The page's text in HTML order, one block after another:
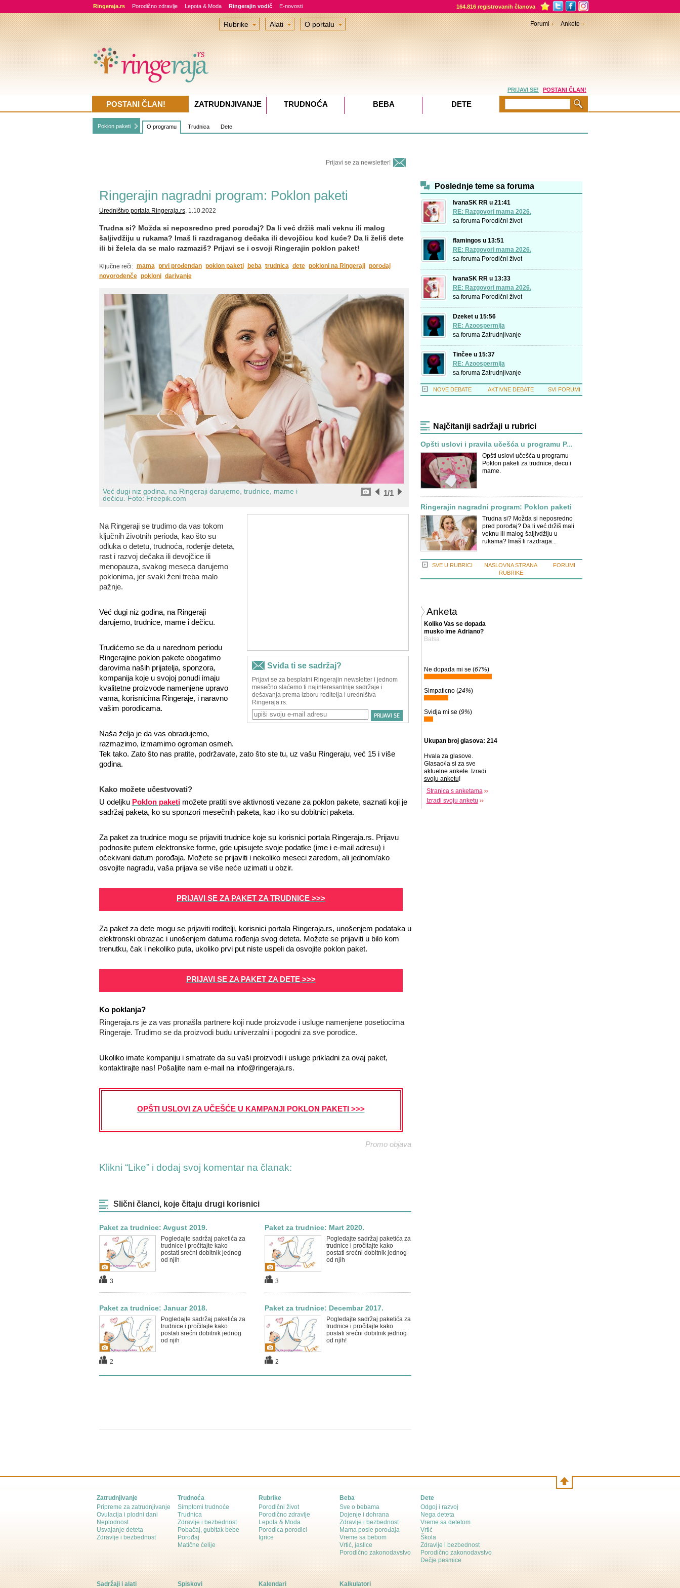
Ringeraja.rs Porodično zdravlje Lepota & Moda Ringerajin vodič E-novosti 164.816 registrovanih članova
Poklon paketi O programu Trudnica Dete
Prijavi se za newsletter!
Ringerajin nagradni program: Poklon paketi
Uredništvo portala Ringeraja.rs, 1.10.2022
Trudna si? Možda si neposredno pred porođaj? Da li već držiš mali veknu ili malog
šaljivdžiju u rukama? Imaš li razdraganog dečaka ili devojčicu kod kuće? Da li želiš dete
ili bi želela da se malo razmaziš? Prijavi se i osvoji Ringerajin poklon paket!
Ključne reči: mama prvi prođendan poklon paketi beba trudnica dete pokloni na Ringeraji porođaj
novorođenče pokloni darivanje
Već dugi niz godina, na Ringeraji darujemo, trudnice, mame i
dečicu. Foto: Freepik.com
/1
1
Na Ringeraji se trudimo da vas tokom
ključnih životnih perioda, kao što su
odluka o detetu, trudnoća, rođenje deteta,
rast i razvoj dečaka ili devojčice ili
menopauza, svakog meseca darujemo
poklonima, jer svaki ženi treba malo
pažnje.
Već dugi niz godina, na Ringeraji
darujemo, trudnice, mame i dečicu.
Trudićemo se da u narednom periodu
Ringerajine poklon pakete obogatimo
darovima naših prijatelja, sponzora,
kompanija koje u svojoj ponudi imaju
kvalitetne proizvode namenjene upravo
vama, korisnicima Ringeraje, i naravno
vašim porodicama.
Naša želja je da vas obradujemo,
razmazimo, izmamimo ogroman osmeh.
Tek tako. Zato što nas pratite, podržavate, zato što ste tu, uz vašu Ringeraju, već 15 i više
godina.
Kako možete učestvovati?
U odeljku Poklon paketi možete pratiti sve aktivnosti vezane za poklon pakete, saznati koji je
sadržaj paketa, ko su sponzori mesečnih paketa, kao i ko su dobitnici paketa.
Za paket za trudnice mogu se prijaviti trudnice koje su korisnici portala Ringeraja.rs. Prijavu
podnosite putem elektronske forme, gde upisujete svoje podatke (ime i e-mail adresu) i
očekivani datum porođaja. Možete se prijaviti i nekoliko meseci zaredom, ali jednom/ako
osvojite nagradu, vaša prijava se više neće uzimati u obzir.
PRIJAVI SE ZA PAKET ZA TRUDNICE >>>
Za paket za dete mogu se prijaviti roditelji, korisnici portala Ringeraja.rs, unošenjem podataka u
elektronski obrazac i unošenjem datuma rođenja svog deteta. Možete se prijaviti u bilo kom
trenutku, čak i nekoliko puta, ukoliko prvi put niste uspeli da osvojite poklon paket.
PRIJAVI SE ZA PAKET ZA DETE >>>
Ko poklanja?
Ringeraja.rs je za vas pronašla partnere koji nude proizvode i usluge namenjene posetiocima
Ringeraje. Trudimo se da proizvodi budu univerzalni i pogodni za sve porodice.
Ukoliko imate kompaniju i smatrate da su vaši proizvodi i usluge prikladni za ovaj paket,
kontaktirajte nas! Pošaljite nam e-mail na info@ringeraja.rs.
OPŠTI USLOVI ZA UČEŠĆE U KAMPANJI POKLON PAKETI >>>
Promo objava
Klikni “Like” i dodaj svoj komentar na članak:
Slični članci, koje čitaju drugi korisnici
Paket za trudnice: Avgust 2019.
Pogledajte sadržaj paketića za
trudnice i pročitajte kako
postati srećni dobitnik jednog
od njih
3
Paket za trudnice: Mart 2020.
Pogledajte sadržaj paketića za
trudnice i pročitajte kako
postati srećni dobitnik jednog
od njih
3
Paket za trudnice: Januar 2018.
Pogledajte sadržaj paketića za
trudnice i pročitajte kako
postati srećni dobitnik jednog
od njih
2
Paket za trudnice: Decembar 2017.
Pogledajte sadržaj paketića za
trudnice i pročitajte kako
postati srećni dobitnik jednog
od njih!
2
Poslednje teme sa foruma
IvanaSK RR u 21:41
RE: Razgovori mama 2026.
sa foruma Porodični život
flamingos u 13:51
RE: Razgovori mama 2026.
sa foruma Porodični život
IvanaSK RR u 13:33
RE: Razgovori mama 2026.
sa foruma Porodični život
Dzeket u 15:56
RE: Azoospermija
sa foruma Zatrudnjivanje
Tinčee u 15:37
RE: Azoospermija
sa foruma Zatrudnjivanje
NOVE DEBATE AKTIVNE DEBATE SVI FORUMI
Najčitaniji sadržaji u rubrici
Opšti uslovi i pravila učešća u programu P...
Opšti uslovi učešća u programu
Poklon paketi za trudnice, decu i
mame.
Ringerajin nagradni program: Poklon paketi
Trudna si? Možda si neposredno
pred porođaj? Da li već držiš mali
veknu ili malog šaljivdžiju u
rukama? Imaš li razdraga...
SVE U RUBRICI
NASLOVNA STRANA
RUBRIKE
FORUMI
Anketa
Koliko Vas se dopada
musko ime Adriano?
Balsa
Ne dopada mi se (67%)
Simpaticno (24%)
Svidja mi se (9%)
Ukupan broj glasova: 214
Hvala za glasove.
Glasao/la si za sve
aktuelne ankete. Izradi
svoju anketu!
Stranica s anketama
Izradi svoju anketu
Rubrike Alati O portalu Forumi Ankete
PRIJAVI SE! POSTANI ČLAN!
POSTANI ČLAN! ZATRUDNJIVANJE TRUDNOĆA BEBA DETE
Zatrudnjivanje
Pripreme za zatrudnjivanje
Ovulacija i plodni dani
Neplodnost
Usvajanje deteta
Zdravlje i bezbednost
Trudnoća
Simptomi trudnoće
Trudnica
Zdravlje i bezbednost
Pobačaj, gubitak bebe
Porođaj
Matične ćelije
Rubrike
Porodični život
Porodično zdravlje
Lepota & Moda
Porodica porodici
Igrice
Beba
Sve o bebama
Dojenje i dohrana
Zdravlje i bezbednost
Mama posle porođaja
Vreme sa bebom
Vrtić, jaslice
Porodično zakonodavstvo
Dete
Odgoj i razvoj
Nega deteta
Vreme sa detetom
Vrtić
Škola
Zdravlje i bezbednost
Porodično zakonodavstvo
Dečje pesmice
Sadržaji i alati Spiskovi Kalendari Kalkulatori